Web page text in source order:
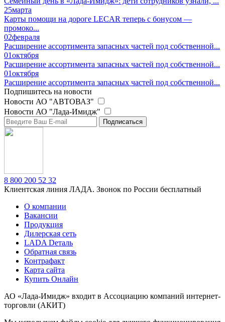
25марта
Карты помощи на дороге LECAR теперь с бонусом —
промоко...
02февраля
Расширение ассортимента запасных частей под собственной...
01октября
Расширение ассортимента запасных частей под собственной...
01октября
Расширение ассортимента запасных частей под собственной...
Подпишитесь на новости
Новости АО "АВТОВАЗ"
Новости АО "Лада-Имидж"
Подписаться
8 800 200 52 32
Клиентская линия ЛАДА. Звонок по России бесплатный
О компании
Вакансии
Продукция
Дилерская сеть
LADA Dеталь
Обратная связь
Контрафакт
Карта сайта
Купить Онлайн
АО «Лада-Имидж» входит в Ассоциацию компаний интернет-
торговли (АКИТ)